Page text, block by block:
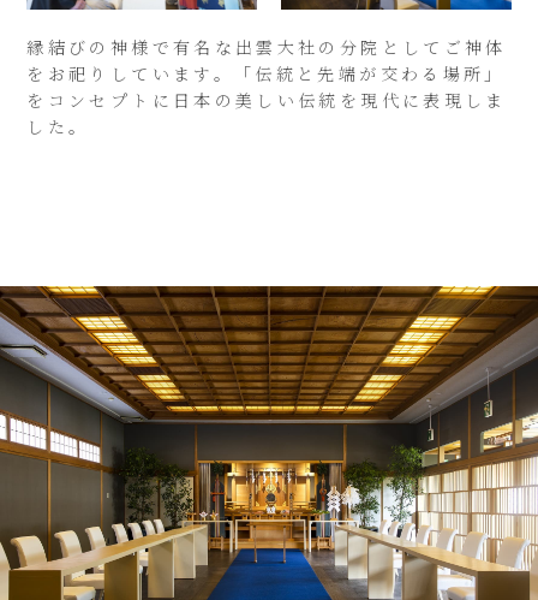
縁結びの神様で有名な出雲大社の分院としてご神体
をお祀りしています。「伝統と先端が交わる場所」
をコンセプトに日本の美しい伝統を現代に表現しま
した。